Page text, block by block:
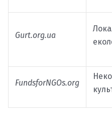
Gurt.org.ua
FundsforNGOs.org